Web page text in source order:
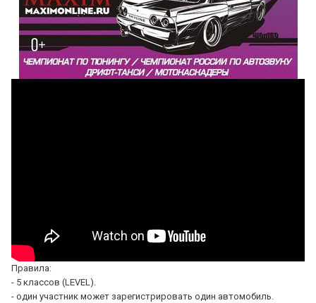
Правила:
- 5 классов (LEVEL).
- один участник может зарегистрировать один автомобиль.